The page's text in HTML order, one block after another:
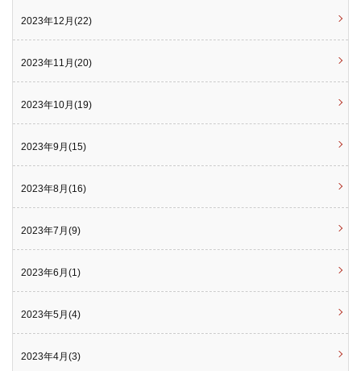
2023年12月(22)
2023年11月(20)
2023年10月(19)
2023年9月(15)
2023年8月(16)
2023年7月(9)
2023年6月(1)
2023年5月(4)
2023年4月(3)